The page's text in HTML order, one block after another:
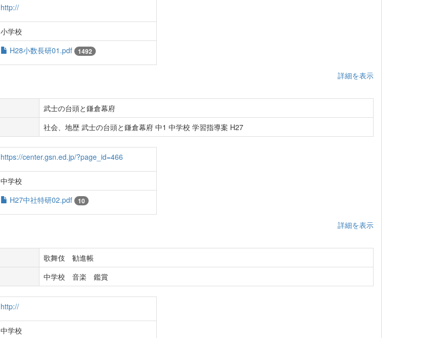
http://
小学校
H28小数長研01.pdf 1492
詳細を表示
武士の台頭と鎌倉幕府
社会、地歴 武士の台頭と鎌倉幕府 中1 中学校 学習指導案 H27
https://center.gsn.ed.jp/?page_id=466
中学校
H27中社特研02.pdf 10
詳細を表示
歌舞伎 勧進帳
中学校 音楽 鑑賞
http://
中学校